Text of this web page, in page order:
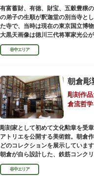
ん）の像が祀られています。持国
して知られていますが、四天王は
どちらも、鎌倉時代以降に流行し
造」により造られています。
有富蓄財、有徳、財宝、五穀豊穣
の弟子の生順が釈迦堂の別当寺と
た寺で、当時は現在の東京国立博
大黒天画像は徳川三代将軍家光公
の大黒天木像は台東区文化財に指定
谷中エリア
朝倉彫
彫刻作
倉流哲学
彫刻家として初めて文化勲章を受
アトリエを公開する美術館。朝倉
どのコレクションを展示しています
朝倉が自ら設計した、鉄筋コンク
なる建物は、異なる素材が違和感
子を育成した「朝倉彫塑塾」の教
谷中エリア